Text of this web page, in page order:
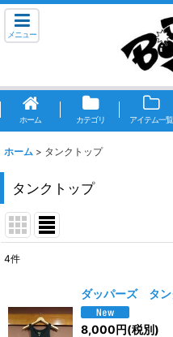
メニュー
ホーム カテゴリ アイテム一覧
ホーム > タンクトップ
タンクトップ
並び順:
4件
ダッパーズ タ
8,000円(税別)